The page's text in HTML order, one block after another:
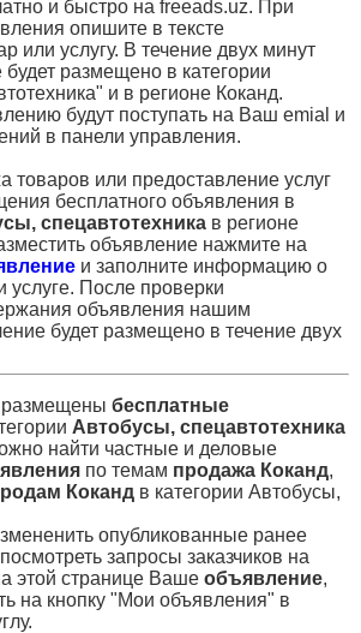
и быстро на freeads.uz. При
опишите в тексте
или услугу. В течение двух минут
размещено в категории
и в регионе Коканд.
будут поступать на Ваш emial и
в панели управления.
товаров или предоставление услуг
бесплатного объявления в
спецавтотехника в регионе
объявление нажмите на
и заполните информацию о
После проверки
объявления нашим
будет размещено в течение двух
размещены бесплатные
Автобусы, спецавтотехника
найти частные и деловые
по темам продажа Коканд,
Коканд в категории Автобусы,
опубликованные ранее
запросы заказчиков на
этой странице Ваше объявление,
на кнопку "Мои объявления" в